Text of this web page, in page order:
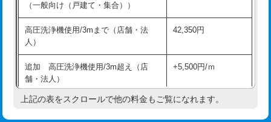
※給水管工事は20mmまでの価格です。
給水管工事※（保温材使用（バンド止
め込み）)
5,500円
給水管工事※（土の掘削・埋め戻し作
業)
11,000円
給水管工事※（塩ビ管（VP・HI）使
用/3ｍまで)
（一般向け（戸建て・集合））
高圧洗浄機使用/3mまで（店舗・法
人）
42,350円
追加 高圧洗浄機使用/3m超え（店
舗・法人）
+5,500円/ｍ
高度高圧洗浄換 現地調査
上記の表をスクロールで他の料金もご覧になれます。